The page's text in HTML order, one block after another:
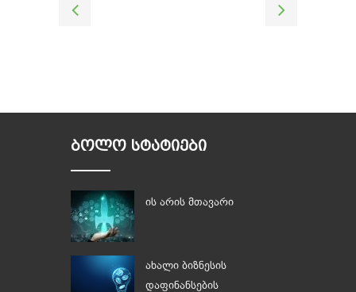
ᲑᲝᲚᲝ ᲡᲢᲐᲢᲘᲔᲑᲘ
ის არის მთავარი
ახალი ბიზნესის
დაფინანსების